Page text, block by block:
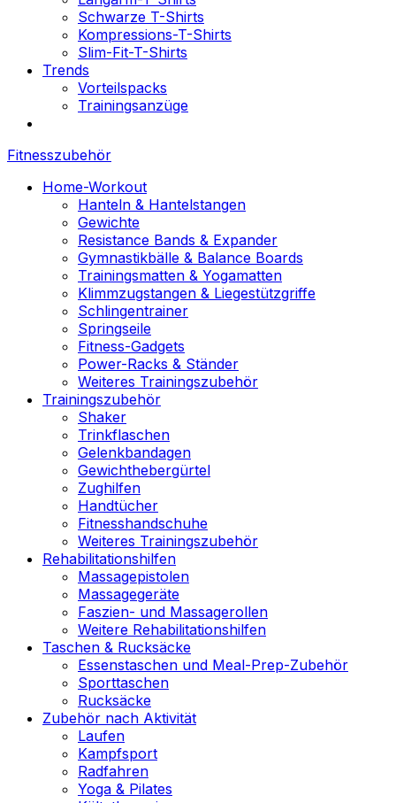
Schwarze T-Shirts
Kompressions-T-Shirts
Slim-Fit-T-Shirts
Trends
Vorteilspacks
Trainingsanzüge
Fitnesszubehör
Home-Workout
Hanteln & Hantelstangen
Gewichte
Resistance Bands & Expander
Gymnastikbälle & Balance Boards
Trainingsmatten & Yogamatten
Klimmzugstangen & Liegestützgriffe
Schlingentrainer
Springseile
Fitness-Gadgets
Power-Racks & Ständer
Weiteres Trainingszubehör
Trainingszubehör
Shaker
Trinkflaschen
Gelenkbandagen
Gewichthebergürtel
Zughilfen
Handtücher
Fitnesshandschuhe
Weiteres Trainingszubehör
Rehabilitationshilfen
Massagepistolen
Massagegeräte
Faszien- und Massagerollen
Weitere Rehabilitationshilfen
Taschen & Rucksäcke
Essenstaschen und Meal-Prep-Zubehör
Sporttaschen
Rucksäcke
Zubehör nach Aktivität
Laufen
Kampfsport
Radfahren
Yoga & Pilates